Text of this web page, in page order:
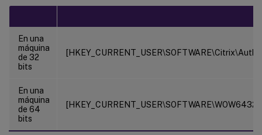
En una
máquina
de 32
bits
En una
máquina
de 64
bits